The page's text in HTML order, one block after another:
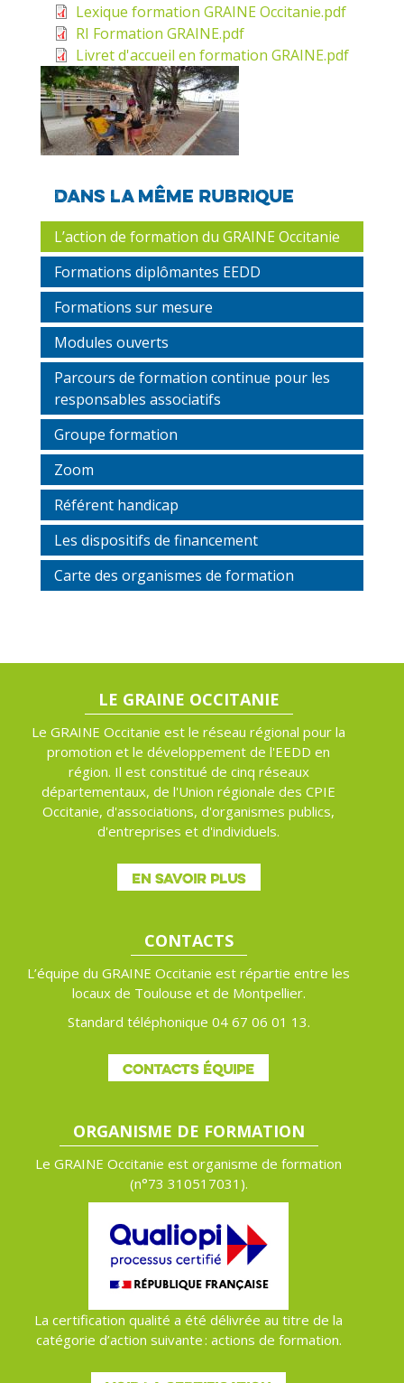
Document
Lexique formation GRAINE Occitanie.pdf
Document
RI Formation GRAINE.pdf
Document
Livret d'accueil en formation GRAINE.pdf
Dans la même rubrique
L’action de formation du GRAINE Occitanie
Formations diplômantes EEDD
Formations sur mesure
Modules ouverts
Parcours de formation continue pour les
responsables associatifs
Groupe formation
Zoom
Référent handicap
Les dispositifs de financement
Carte des organismes de formation
LE GRAINE OCCITANIE
Le GRAINE Occitanie est le réseau régional pour la
promotion et le développement de l'EEDD en
région. Il est constitué de cinq réseaux
départementaux, de l'Union régionale des CPIE
Occitanie, d'associations, d'organismes publics,
d'entreprises et d'individuels.
EN SAVOIR PLUS
CONTACTS
L’équipe du GRAINE Occitanie est répartie entre les
locaux de Toulouse et de Montpellier.
Standard téléphonique 04 67 06 01 13.
CONTACTS ÉQUIPE
ORGANISME DE FORMATION
Le GRAINE Occitanie est organisme de formation
(n°73 310517031).
La certification qualité a été délivrée au titre de la
catégorie d’action suivante : actions de formation.